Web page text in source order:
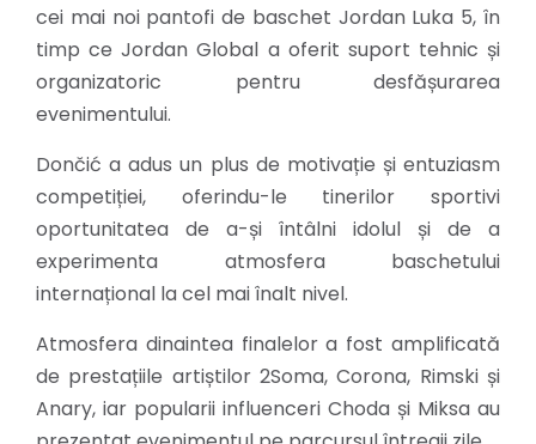
cei mai noi pantofi de baschet Jordan Luka 5, în
timp ce Jordan Global a oferit suport tehnic și
organizatoric pentru desfășurarea
evenimentului.
Dončić a adus un plus de motivație și entuziasm
competiției, oferindu-le tinerilor sportivi
oportunitatea de a-și întâlni idolul și de a
experimenta atmosfera baschetului
internațional la cel mai înalt nivel.
Atmosfera dinaintea finalelor a fost amplificată
de prestațiile artiștilor 2Soma, Corona, Rimski și
Anary, iar popularii influenceri Choda și Miksa au